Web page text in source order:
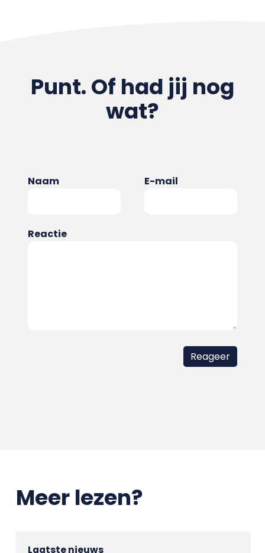
Punt. Of had jij nog
wat?
Naam E-mail
Reactie
Meer lezen?
Laatste nieuws